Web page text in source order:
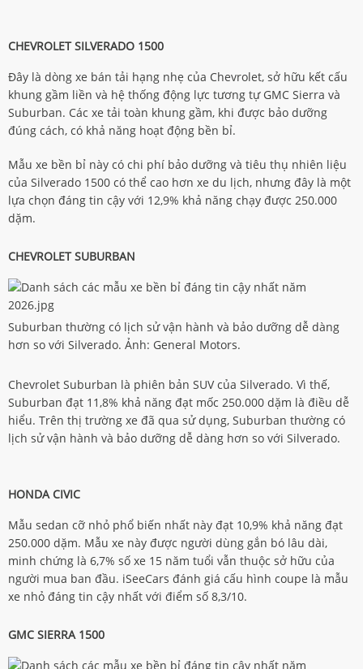
CHEVROLET SILVERADO 1500
Đây là dòng xe bán tải hạng nhẹ của Chevrolet, sở hữu kết cấu
khung gầm liền và hệ thống động lực tương tự GMC Sierra và
Suburban. Các xe tải toàn khung gầm, khi được bảo dưỡng
đúng cách, có khả năng hoạt động bền bỉ.
Mẫu xe bền bỉ này có chi phí bảo dưỡng và tiêu thụ nhiên liệu
của Silverado 1500 có thể cao hơn xe du lịch, nhưng đây là một
lựa chọn đáng tin cậy với 12,9% khả năng chạy được 250.000
dặm.
CHEVROLET SUBURBAN
Suburban thường có lịch sử vận hành và bảo dưỡng dễ dàng
hơn so với Silverado. Ảnh: General Motors.
Chevrolet Suburban là phiên bản SUV của Silverado. Vì thế,
Suburban đạt 11,8% khả năng đạt mốc 250.000 dặm là điều dễ
hiểu. Trên thị trường xe đã qua sử dụng, Suburban thường có
lịch sử vận hành và bảo dưỡng dễ dàng hơn so với Silverado.
HONDA CIVIC
Mẫu sedan cỡ nhỏ phổ biến nhất này đạt 10,9% khả năng đạt
250.000 dặm. Mẫu xe này được người dùng gắn bó lâu dài,
minh chứng là 6,7% số xe 15 năm tuổi vẫn thuộc sở hữu của
người mua ban đầu. iSeeCars đánh giá cấu hình coupe là mẫu
xe nhỏ đáng tin cậy nhất với điểm số 8,3/10.
GMC SIERRA 1500